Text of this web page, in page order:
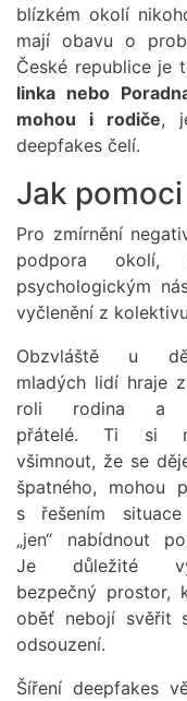
blízkém okolí
mají obavu o
České republice je
linka nebo
mohou i rodiče,
deepfakes čelí.
Jak
Pro zmírnění
podpora okolí,
psychologickým
vyčlenění z
Obzvláště u
mladých lidí hraje
roli rodina a
přátelé. Ti si
všimnout, že se
špatného, mohou
s řešením
„jen“ nabídnout
Je důležité
bezpečný prostor,
oběť nebojí svěřit
odsouzení.
Šíření deepfakes